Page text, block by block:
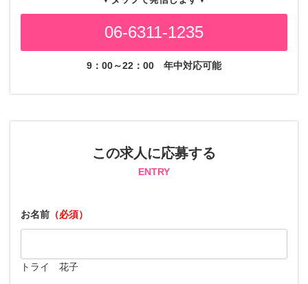
06-6311-1235
9：00～22：00 年中対応可能
この求人に応募する
ENTRY
お名前 （必須）
トライ 花子